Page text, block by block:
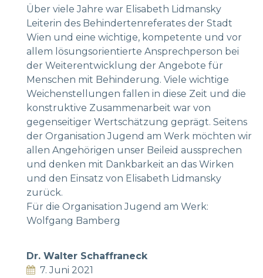
Über viele Jahre war Elisabeth Lidmansky
Leiterin des Behindertenreferates der Stadt
Wien und eine wichtige, kompetente und vor
allem lösungsorientierte Ansprechperson bei
der Weiterentwicklung der Angebote für
Menschen mit Behinderung. Viele wichtige
Weichenstellungen fallen in diese Zeit und die
konstruktive Zusammenarbeit war von
gegenseitiger Wertschätzung geprägt. Seitens
der Organisation Jugend am Werk möchten wir
allen Angehörigen unser Beileid aussprechen
und denken mit Dankbarkeit an das Wirken
und den Einsatz von Elisabeth Lidmansky
zurück.
Für die Organisation Jugend am Werk:
Wolfgang Bamberg
Dr. Walter Schaffraneck
7. Juni 2021